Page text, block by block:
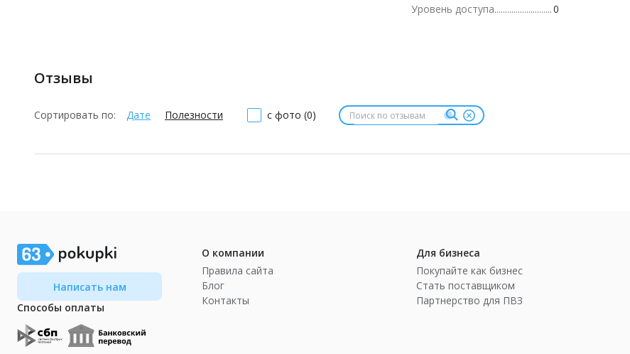
Уровень доступа
0
Отзывы
Сортировать по: Дате Полезности с фото (0)
Написать нам
Способы оплаты
О компании
Правила сайта
Блог
Контакты
Для бизнеса
Покупайте как бизнес
Стать поставщиком
Партнерство для ПВЗ